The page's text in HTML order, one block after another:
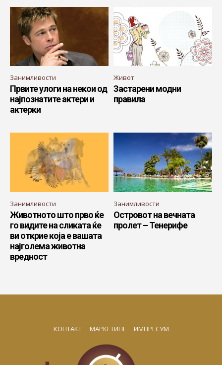
Занимливости
Првите улоги на некои од
најпознатите актери и
актерки
Живот
Застарени модни
правила
Занимливости
Животното што прво ќе
го видите на сликата ќе
ви открие која е вашата
најголема животна
вредност
Занимливости
Островот на вечната
пролет – Тенерифе
КОНТАКТ МАРКЕТИНГ ИМПРЕСУМ